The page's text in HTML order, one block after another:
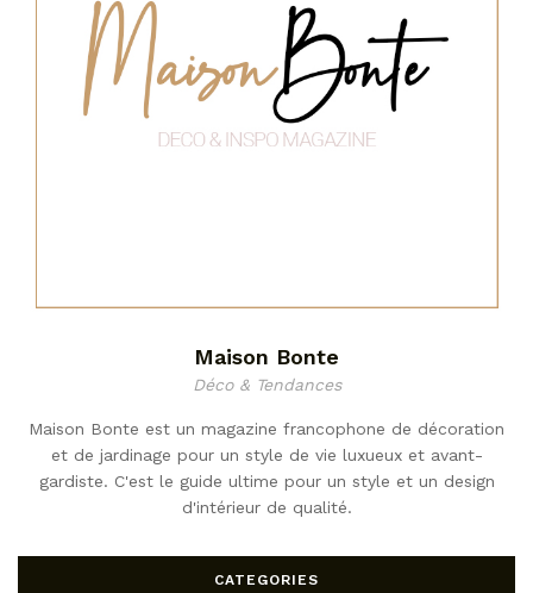
Maison Bonte
Déco & Tendances
Maison Bonte est un magazine francophone de décoration
et de jardinage pour un style de vie luxueux et avant-
gardiste. C'est le guide ultime pour un style et un design
d'intérieur de qualité.
CATEGORIES